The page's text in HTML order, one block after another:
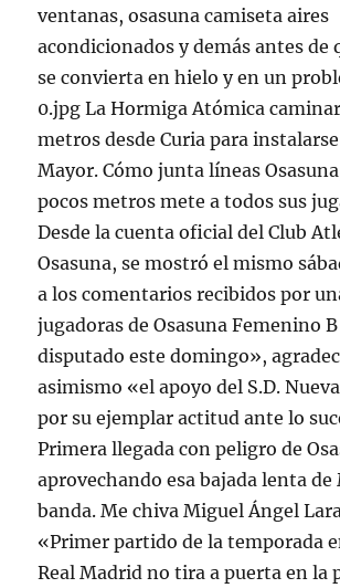
ventanas, osasuna camiseta aires
acondicionados y demás antes de
se convierta en hielo y en un
0.jpg La Hormiga Atómica
metros desde Curia para
Mayor. Cómo junta líneas
pocos metros mete a todos sus
Desde la cuenta oficial del Club
Osasuna, se mostró el mismo
a los comentarios recibidos por
jugadoras de Osasuna Femenino
disputado este domingo»,
asimismo «el apoyo del S.D.
por su ejemplar actitud ante lo
Primera llegada con peligro de
aprovechando esa bajada lenta
banda. Me chiva Miguel Ángel
«Primer partido de la temporada
Real Madrid no tira a puerta en la